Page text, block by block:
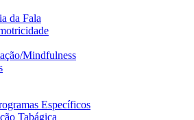
da Fala
Mindfulness
Específicos
Tabágica